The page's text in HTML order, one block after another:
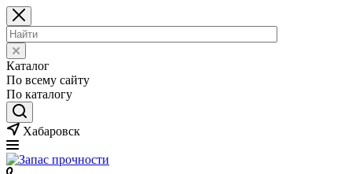
Каталог
По всему сайту
По каталогу
Хабаровск